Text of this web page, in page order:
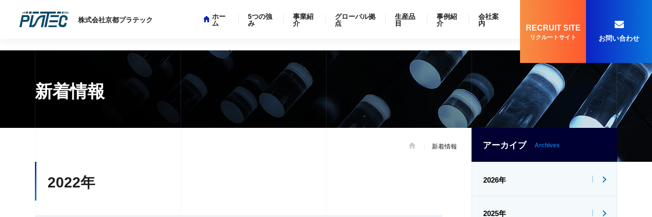
株式会社京都プラテック
ホー
ム
5つの強
み
事業紹
介
グローバル拠
点
生産品
目
事例紹
介
会社案
内 RECRUIT SITE
リクルートサイト お問い合わせ
新着情報
新着情報
2022年
アーカイブ Archives
2026年
2025年